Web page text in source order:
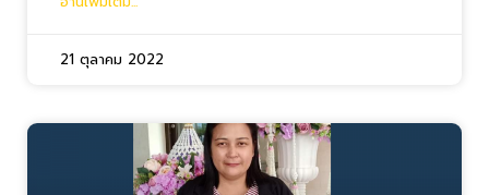
21 ตุลาคม 2022